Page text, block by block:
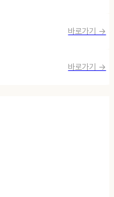
바로가기 →
바로가기 →